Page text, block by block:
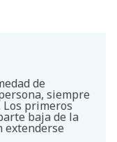
de
siempre
Los primeros
baja de la
extenderse